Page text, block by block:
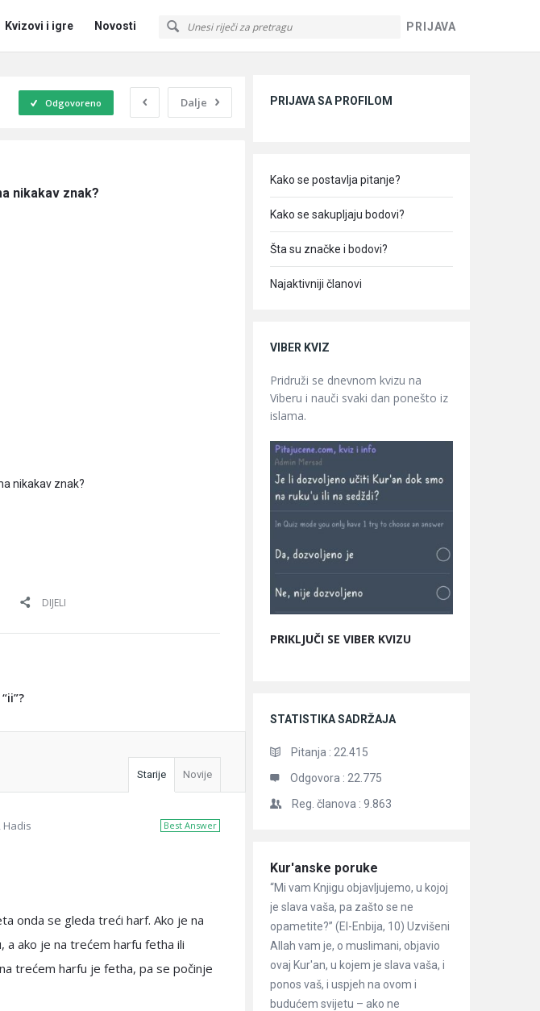
PRIJAVA
Kvizovi i igre Novosti
Dalje
Odgovoreno
nikakav znak?
nikakav znak?
DIJELI
Starije Novije
Best Answer
Hadis
onda se gleda treći harf. Ako je na
a ako je na trećem harfu fetha ili
trećem harfu je fetha, pa se počinje
PRIJAVA SA PROFILOM
Kako se postavlja pitanje?
Kako se sakupljaju bodovi?
Šta su značke i bodovi?
Najaktivniji članovi
VIBER KVIZ
Pridruži se dnevnom kvizu na
Viberu i nauči svaki dan ponešto iz
islama.
PRIKLJUČI SE VIBER KVIZU
STATISTIKA SADRŽAJA
Pitanja : 22.415
Odgovora : 22.775
Reg. članova : 9.863
Članci
Kur'anske poruke
“Mi vam Knjigu objavljujemo, u kojoj
je slava vaša, pa zašto se ne
opametite?” (El-Enbija, 10) Uzvišeni
Allah vam je, o muslimani, objavio
ovaj Kur'an, u kojem je slava vaša, i
ponos vaš, i uspjeh na ovom i
budućem svijetu – ako ne